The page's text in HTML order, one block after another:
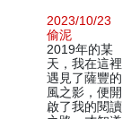
2023/10/23
偷泥
2019年的某
天，我在這裡
遇見了薩豐的
風之影，便開
啟了我的閱讀